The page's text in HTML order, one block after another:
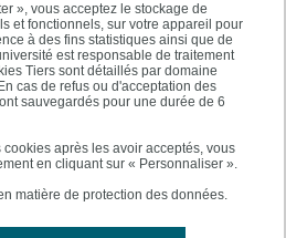
», vous acceptez le stockage de
et fonctionnels, sur votre appareil pour
à des fins statistiques ainsi que de
est responsable de traitement
Tiers sont détaillés par domaine
cas de refus ou d'acceptation des
sauvegardés pour une durée de 6
après les avoir acceptés, vous
en cliquant sur « Personnaliser ».
matière de protection des données.